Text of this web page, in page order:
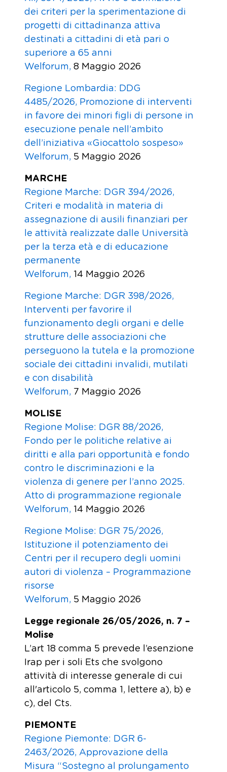
dei criteri per la sperimentazione di
progetti di cittadinanza attiva
destinati a cittadini di età pari o
superiore a 65 anni
Welforum, 8 Maggio 2026
Regione Lombardia: DDG
4485/2026, Promozione di interventi
in favore dei minori figli di persone in
esecuzione penale nell’ambito
dell’iniziativa «Giocattolo sospeso»
Welforum, 5 Maggio 2026
MARCHE
Regione Marche: DGR 394/2026,
Criteri e modalità in materia di
assegnazione di ausili finanziari per
le attività realizzate dalle Università
per la terza età e di educazione
permanente
Welforum, 14 Maggio 2026
Regione Marche: DGR 398/2026,
Interventi per favorire il
funzionamento degli organi e delle
strutture delle associazioni che
perseguono la tutela e la promozione
sociale dei cittadini invalidi, mutilati
e con disabilità
Welforum, 7 Maggio 2026
MOLISE
Regione Molise: DGR 88/2026,
Fondo per le politiche relative ai
diritti e alla pari opportunità e fondo
contro le discriminazioni e la
violenza di genere per l’anno 2025.
Atto di programmazione regionale
Welforum, 14 Maggio 2026
Regione Molise: DGR 75/2026,
Istituzione il potenziamento dei
Centri per il recupero degli uomini
autori di violenza – Programmazione
risorse
Welforum, 5 Maggio 2026
Legge regionale 26/05/2026, n. 7 –
Molise
L’art 18 comma 5 prevede l’esenzione
Irap per i soli Ets che svolgono
attività di interesse generale di cui
all'articolo 5, comma 1, lettere a), b) e
c), del Cts.
PIEMONTE
Regione Piemonte: DGR 6-
2463/2026, Approvazione della
Misura “Sostegno al prolungamento